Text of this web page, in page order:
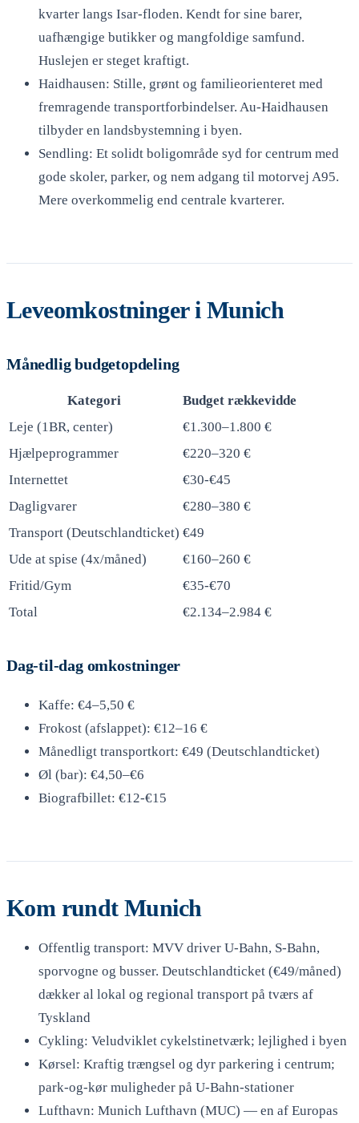
kvarter langs Isar-floden. Kendt for sine barer,
uafhængige butikker og mangfoldige samfund.
Huslejen er steget kraftigt.
Haidhausen: Stille, grønt og familieorienteret med
fremragende transportforbindelser. Au-Haidhausen
tilbyder en landsbystemning i byen.
Sendling: Et solidt boligområde syd for centrum med
gode skoler, parker, og nem adgang til motorvej A95.
Mere overkommelig end centrale kvarterer.
Leveomkostninger i Munich
Månedlig budgetopdeling
Kategori
Budget rækkevidde
Leje (1BR, center)
€1.300–1.800 €
Hjælpeprogrammer
€220–320 €
Internettet
€30-€45
Dagligvarer
€280–380 €
Transport (Deutschlandticket) €49
Ude at spise (4x/måned)
€160–260 €
Fritid/Gym
€35-€70
Total
€2.134–2.984 €
Dag-til-dag omkostninger
Kaffe: €4–5,50 €
Frokost (afslappet): €12–16 €
Månedligt transportkort: €49 (Deutschlandticket)
Øl (bar): €4,50–€6
Biografbillet: €12-€15
Kom rundt Munich
Offentlig transport: MVV driver U-Bahn, S-Bahn,
sporvogne og busser. Deutschlandticket (€49/måned)
dækker al lokal og regional transport på tværs af
Tyskland
Cykling: Veludviklet cykelstinetværk; lejlighed i byen
Kørsel: Kraftig trængsel og dyr parkering i centrum;
park-og-kør muligheder på U-Bahn-stationer
Lufthavn: Munich Lufthavn (MUC) — en af ​​Europas